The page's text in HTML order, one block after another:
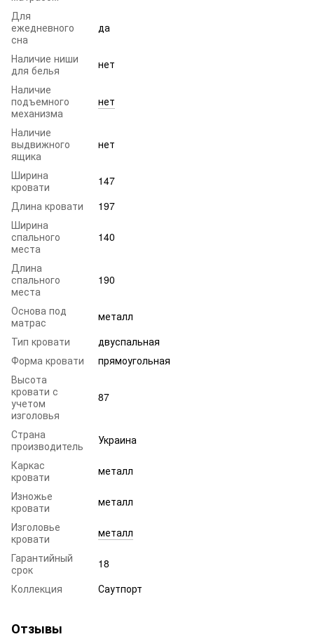
Для
ежедневного
сна
да
Наличие ниши
для белья
нет
Наличие
подъемного
механизма
нет
Наличие
выдвижного
ящика
нет
Ширина
кровати
147
Длина кровати
197
Ширина
спального
места
140
Длина
спального
места
190
Основа под
матрас
металл
Тип кровати
двуспальная
Форма кровати
прямоугольная
Высота
кровати с
учетом
изголовья
87
Страна
производитель
Украина
Каркас
кровати
металл
Изножье
кровати
металл
Изголовье
кровати
металл
Гарантийный
срок
18
Коллекция
Саутпорт
Отзывы